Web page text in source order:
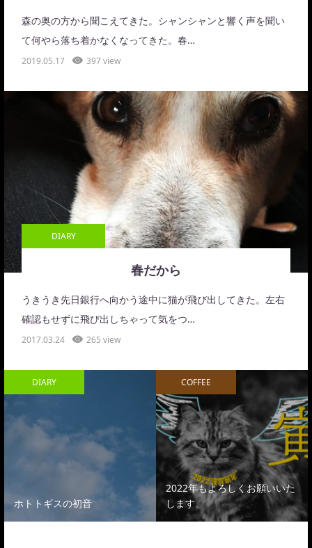
森の奥の方から聞こえてきた。シャンシャンと響く声を聞い
て何やら落ち着かなくなってきた。春…
2019.05.17 397 view
DIARY
春だから
うきうき先日銀行へ向かう途中に猫が飛び出してきた。左右
確認もせずに飛び出しちゃって気をつ…
2017.03.24 265 view
トギスの初音
COFFEE
2022年もよろしくお願いいた
します。
星空
バリ